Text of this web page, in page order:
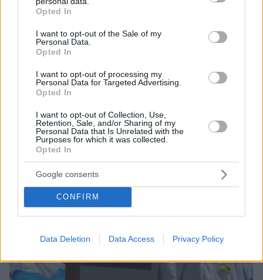
grant or deny consent to Google and its third-party tags to
use your data for below specified purposes in below Google
consent section.
Opted In
I want to opt-out of the Sale of my
Personal Data.
Opted In
I want to opt-out of processing my
Personal Data for Targeted Advertising.
Opted In
I want to opt-out of Collection, Use,
Retention, Sale, and/or Sharing of my
Personal Data that Is Unrelated with the
Purposes for which it was collected.
Opted In
Google consents
CONFIRM
Data Deletion Data Access Privacy Policy
ημίμετρα απέναντι στον κορωνοϊό
Σχετικά Άρθρα
Ακολουθήστε τοprotothema.gr στο Google News
και μάθετε πρώτοι όλες τις ειδήσεις
Δείτε όλες τις τελευταίεςΕιδήσειςαπό την Ελλάδα
και τον Κόσμο, τη στιγμή που συμβαίνουν, στο
Protothema.gr